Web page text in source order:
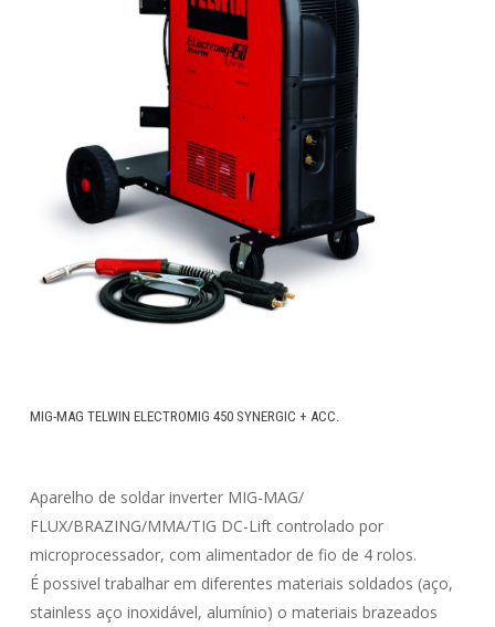
MIG-MAG TELWIN ELECTROMIG 450 SYNERGIC + ACC.
Aparelho de soldar inverter MIG-MAG/
FLUX/BRAZING/MMA/TIG DC-Lift controlado por
microprocessador, com alimentador de fio de 4 rolos.
É possivel trabalhar em diferentes materiais soldados (aço,
stainless aço inoxidável, alumínio) o materiais brazeados